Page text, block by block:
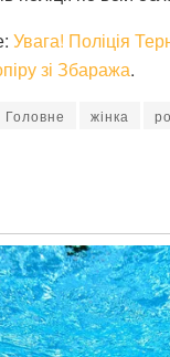
Увага! Поліція
зі Збаража.
Головне жінка